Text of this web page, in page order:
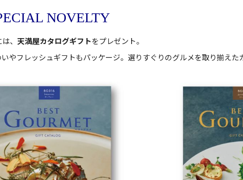
NOVELTY
、 天満屋カタログギフトをプレゼント。
フレッシュギフトもパッケージ。選りすぐりのグルメを取り揃えた